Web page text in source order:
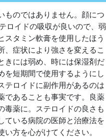
ものではありません。顔につ
ロイドの吸収が良いので、弱
スタミン軟膏を使用したほう
、症状により強さを変えるこ
きには弱め、時には保湿剤だ
を短期間で使用するようにし
テロイドに副作用があるのは
であることも事実です。良薬
毒薬に。ステロイドの良さも
ている病院の医師と治療法を
方を心がけてください。